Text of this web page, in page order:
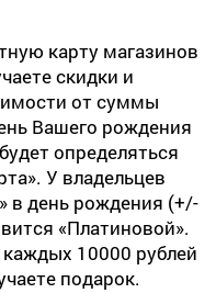
карту магазинов
скидки и
от суммы
Вашего рождения
определяться
У владельцев
в день рождения (+/-
«Платиновой».
10000 рублей
подарок.